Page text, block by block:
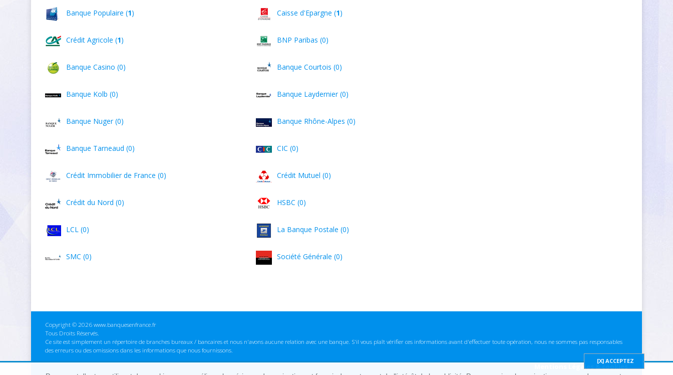
Banque Populaire (1) Caisse d'Epargne (1)
Crédit Agricole (1) BNP Paribas (0)
Banque Casino (0) Banque Courtois (0)
Banque Kolb (0) Banque Laydernier (0)
Banque Nuger (0) Banque Rhône-Alpes (0)
Banque Tarneaud (0) CIC (0)
Crédit Immobilier de France (0) Crédit Mutuel (0)
Crédit du Nord (0) HSBC (0)
LCL (0) La Banque Postale (0)
SMC (0) Société Générale (0)
Copyright © 2026 www.banquesenfrance.fr
Tous Droits Réservés.
Ce site est simplement un répertoire de branches bureaux / bancaires et nous n'avons aucune relation avec une banque. S'il vous plaît vérifier ces informations avant d'effectuer toute opération, nous ne sommes pas responsables
des erreurs ou des omissions dans les informations que nous fournissons.
Mentions Légales & cookies